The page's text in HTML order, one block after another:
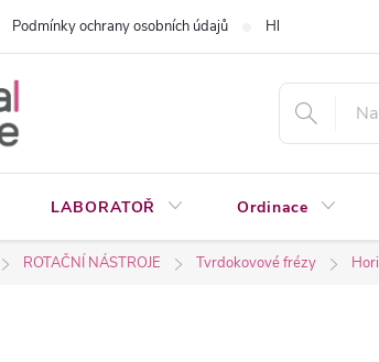
Podmínky ochrany osobních údajů Hledáte a
LABORATOŘ Ordinace
ROTAČNÍ NÁSTROJE Tvrdokovové frézy